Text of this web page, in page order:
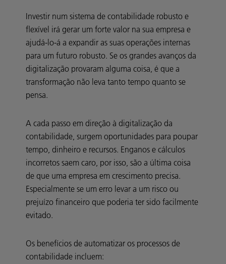
Investir num sistema de contabilidade robusto e
flexível irá gerar um forte valor na sua empresa e
ajudá-lo-á a expandir as suas operações internas
para um futuro robusto. Se os grandes avanços da
digitalização provaram alguma coisa, é que a
transformação não leva tanto tempo quanto se
pensa.
A cada passo em direção à digitalização da
contabilidade, surgem oportunidades para poupar
tempo, dinheiro e recursos. Enganos e cálculos
incorretos saem caro, por isso, são a última coisa
de que uma empresa em crescimento precisa.
Especialmente se um erro levar a um risco ou
prejuízo financeiro que poderia ter sido facilmente
evitado.
Os benefícios de automatizar os processos de
contabilidade incluem: